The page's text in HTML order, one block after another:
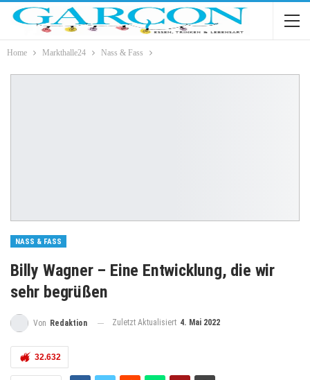
Home Markthalle24 Nass & Fass
NASS & FASS
Billy Wagner – Eine Entwicklung, die wir
sehr begrüßen
Von Redaktion Zuletzt Aktualisiert 4. Mai 2022
32.632